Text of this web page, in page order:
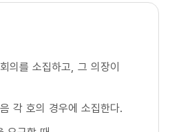
의를 소집하고, 그 의장이
각 호의 경우에 소집한다.